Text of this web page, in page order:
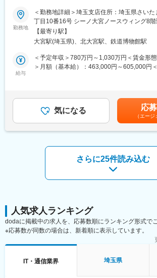
ャー、リーダー、PMOに興味のある方には
ます。
■当ポジションでの魅力：
業界をリードするプロジェクトに携わるこ
・フリーランスとしてのキャリアパスも：
「時間を奪うのではなく、時間を与えるソフ
る」
企業内の重要なビジネスシーンで活用いた
「面倒くさいなあ」と思うことに変化・改善
ジネスライフを楽しんでいただくための提案
貢献
●30代中心の10~30名ほどの組織でコミュニ
●PLを経てPMのキャリア／他ソリューショ
キャリア実現可能！
●「フルフレックス×残業20~30h×週半分在宅
けでなく新規領域ビジネスを開拓し、パー
システム構築・運用を行うことで、地域社会
自治体各種システムの提案・構築・運用を担
・プロジェクトリーダとして案件の取り纏め
・顧客窓口としての対応およびパートナー会
・社内有識者等を巻き込んだ日立の代表とし
※週の半分ほどを在宅勤務としております。
・「自分が自治体の取組・DX化を現場で支
を得ることができ、地域や社会に貢献してい
・日立の幅広いソリューションを顧客に提供
立の最新の技術を自らが組み合わせて顧客
とができる。
■キャリアパス
勤務地
＜勤務地詳細＞埼玉支店住所：埼玉県さい
丁目10番16号 シーノ大宮ノースウィング8
／大宮駅受動喫煙対策：屋内全面禁煙変更の
事業所（リモートワーク含む）
【最寄り駅】
大宮駅(埼玉県)、北大宮駅、鉄道博物館駅
給与
＜予定年収＞780万円～1,030万円＜賃金形
＞月額（基本給）：463,000円～605,000円
額であり、選考を通じて上下する可能性が
固定手当を含めた表記です。
気になる 応
（エー
さらに25件読み込む
人気求人ランキング
dodaに掲載中の求人を、応募数順にランキング形式で
※応募数が同数の場合は、新着順に表示しています。
IT・通信業界 埼玉県